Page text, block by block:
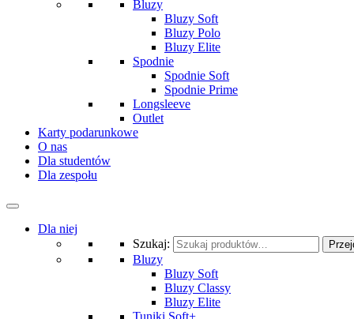
Bluzy
Bluzy Soft
Bluzy Polo
Bluzy Elite
Spodnie
Spodnie Soft
Spodnie Prime
Longsleeve
Outlet
Karty podarunkowe
O nas
Dla studentów
Dla zespołu
Dla niej
Szukaj:
Bluzy
Bluzy Soft
Bluzy Classy
Bluzy Elite
Tuniki Soft+